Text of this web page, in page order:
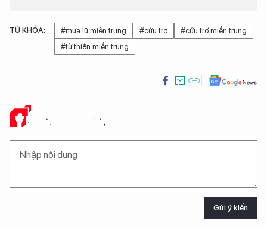
TỪ KHÓA: #mưa lũ miền trung #cứu trợ
#cứu trợ miền trung
#từ thiện miền trung
Ý KIẾN CỦA BẠN
Gửi ý kiến